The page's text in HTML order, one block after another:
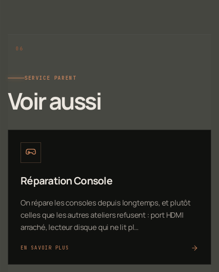
SERVICE PARENT
Voir aussi
Réparation Console
On répare les consoles depuis longtemps, et plutôt
celles que les autres ateliers refusent : port HDMI
arraché, lecteur disque qui ne lit pl…
EN SAVOIR PLUS